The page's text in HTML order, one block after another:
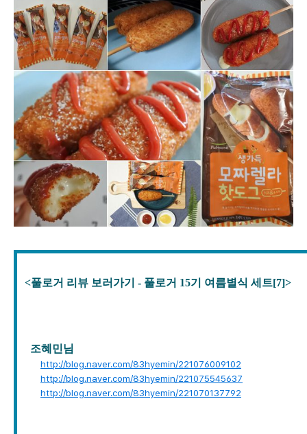
<풀로거 리뷰 보러가기 - 풀로거 15기 여름별식 세트[7]>
조혜민님
http://blog.naver.com/83hyemin/221076009102
http://blog.naver.com/83hyemin/221075545637
http://blog.naver.com/83hyemin/221070137792